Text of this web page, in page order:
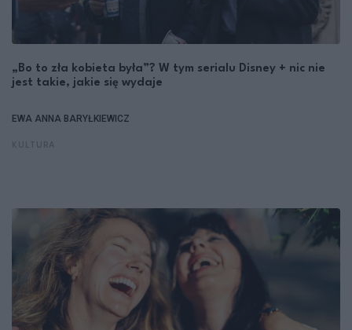
„Bo to zła kobieta była”? W tym serialu Disney + nic nie
jest takie, jakie się wydaje
EWA ANNA BARYŁKIEWICZ